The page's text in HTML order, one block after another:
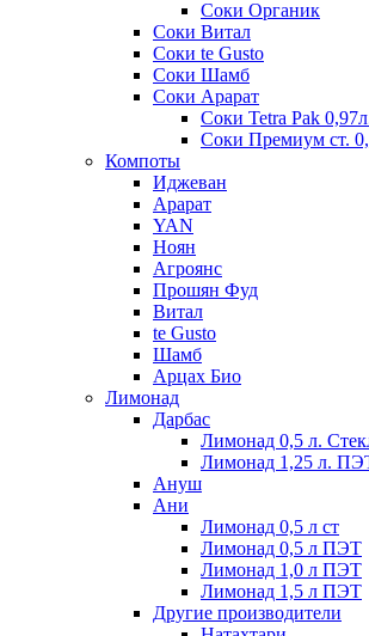
Соки Органик
Соки Витал
Соки te Gusto
Соки Шамб
Соки Арарат
Соки Tetra Pak
Соки Премиум ст.
Компоты
Иджеван
Арарат
YAN
Ноян
Агроянс
Прошян Фуд
Витал
te Gusto
Шамб
Арцах Био
Лимонад
Дарбас
Лимонад 0,5 л.
Лимонад 1,25 л.
Ануш
Ани
Лимонад 0,5 л ст
Лимонад 0,5 л ПЭТ
Лимонад 1,0 л ПЭТ
Лимонад 1,5 л ПЭТ
Другие производители